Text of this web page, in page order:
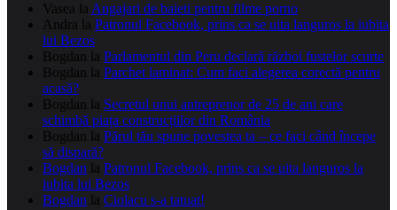
Vasea la Angajari de baieti pentru filme porno
Andra la Patronul Facebook, prins ca se uita languros la iubita
lui Bezos
Bogdan la Parlamentul din Peru declară război fustelor scurte
Bogdan la Parchet laminat: Cum faci alegerea corectă pentru
acasă?
Bogdan la Secretul unui antreprenor de 25 de ani care
schimbă piața construcțiilor din România
Bogdan la Părul tău spune povestea ta – ce faci când începe
să dispară?
Bogdan la Patronul Facebook, prins ca se uita languros la
iubita lui Bezos
Bogdan la Ciolacu s-a tatuat!